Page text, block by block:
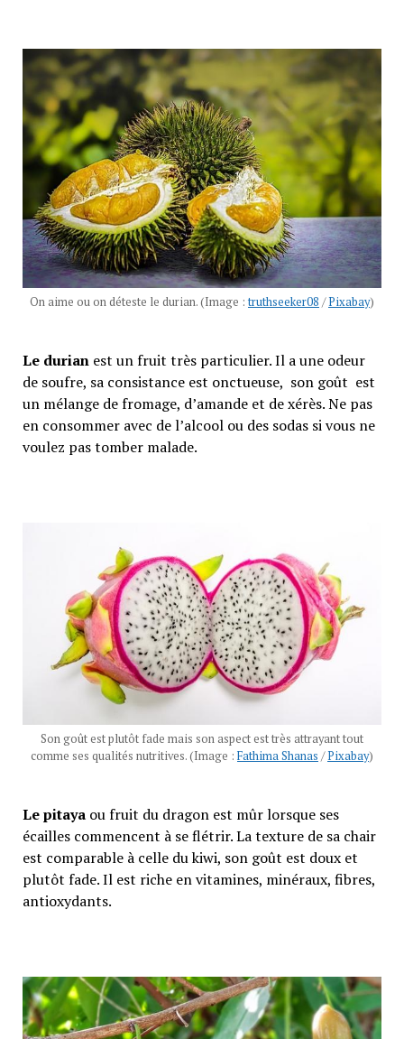
On aime ou on déteste le durian. (Image : truthseeker08 /Pixabay)
Le durian est un fruit très particulier. Il a une odeur
de soufre, sa consistance est onctueuse, son goût est
un mélange de fromage, d’amande et de xérès. Ne pas
en consommer avec de l’alcool ou des sodas si vous ne
voulez pas tomber malade.
Son goût est plutôt fade mais son aspect est très attrayant tout
comme ses qualités nutritives. (Image : Fathima Shanas /Pixabay)
Le pitaya ou fruit du dragon est mûr lorsque ses
écailles commencent à se flétrir. La texture de sa chair
est comparable à celle du kiwi, son goût est doux et
plutôt fade. Il est riche en vitamines, minéraux, fibres,
antioxydants.